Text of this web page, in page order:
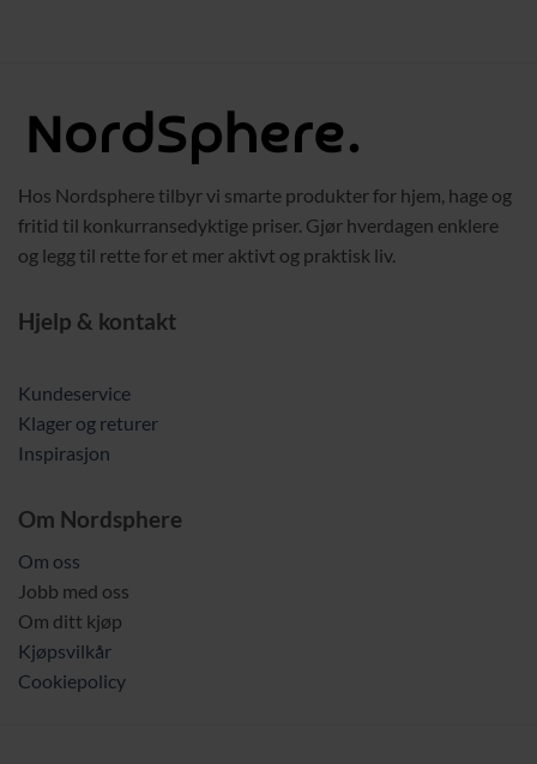
Hos Nordsphere tilbyr vi smarte produkter for hjem, hage og
fritid til konkurransedyktige priser. Gjør hverdagen enklere
og legg til rette for et mer aktivt og praktisk liv.
Hjelp & kontakt
Kundeservice
Klager og returer
Inspirasjon
Om Nordsphere
Om oss
Jobb med oss
Om ditt kjøp
Kjøpsvilkår
Cookiepolicy